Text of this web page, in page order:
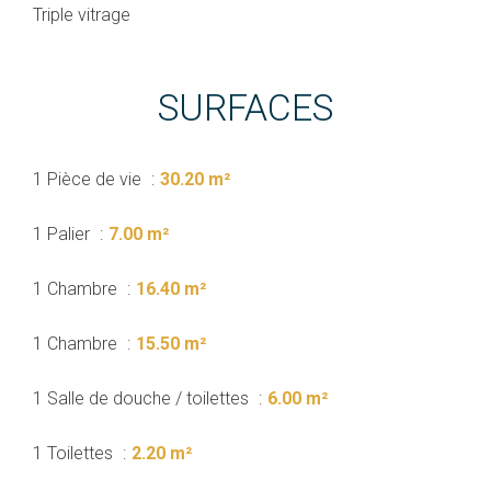
Triple vitrage
SURFACES
1 Pièce de vie 30.20 m²
1 Palier 7.00 m²
1 Chambre 16.40 m²
1 Chambre 15.50 m²
1 Salle de douche / toilettes 6.00 m²
1 Toilettes 2.20 m²